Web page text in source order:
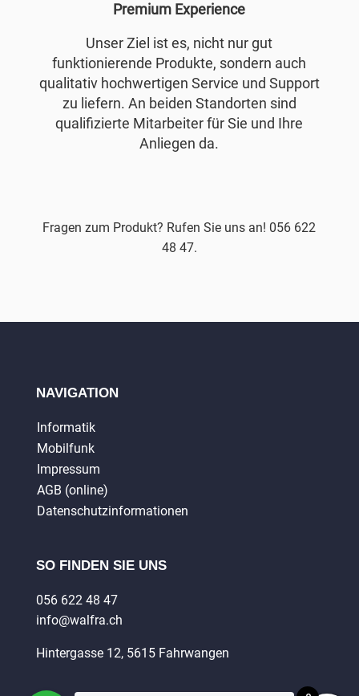
Premium Experience
Unser Ziel ist es, nicht nur gut
funktionierende Produkte, sondern auch
qualitativ hochwertigen Service und Support
zu liefern. An beiden Standorten sind
qualifizierte Mitarbeiter für Sie und Ihre
Anliegen da.
Fragen zum Produkt? Rufen Sie uns an! 056 622
48 47.
NAVIGATION
Informatik
Mobilfunk
Impressum
AGB (online)
Datenschutzinformationen
SO FINDEN SIE UNS
056 622 48 47
info@walfra.ch
Hintergasse 12, 5615 Fahrwangen